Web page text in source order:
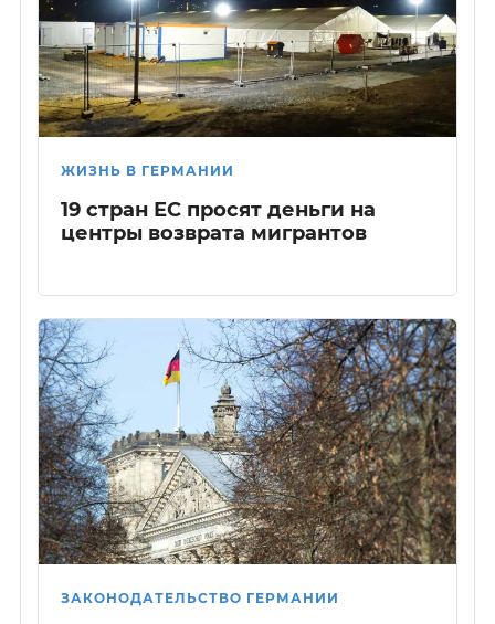
ЖИЗНЬ В ГЕРМАНИИ
19 стран ЕС просят деньги на
центры возврата мигрантов
ЗАКОНОДАТЕЛЬСТВО ГЕРМАНИИ